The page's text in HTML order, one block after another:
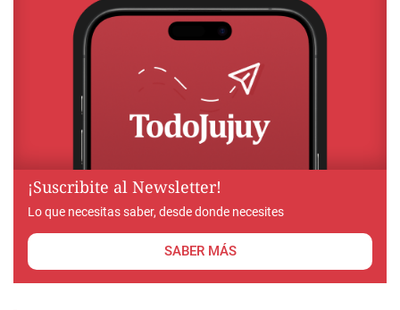
¡Suscribite al Newsletter!
Lo que necesitas saber, desde donde necesites
SABER MÁS